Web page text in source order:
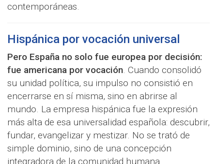
contemporáneas.
Hispánica por vocación universal
Pero España no solo fue europea por decisión:
fue americana por vocación. Cuando consolidó
su unidad política, su impulso no consistió en
encerrarse en sí misma, sino en abrirse al
mundo. La empresa hispánica fue la expresión
más alta de esa universalidad española: descubrir,
fundar, evangelizar y mestizar. No se trató de
simple dominio, sino de una concepción
integradora de la comunidad humana.